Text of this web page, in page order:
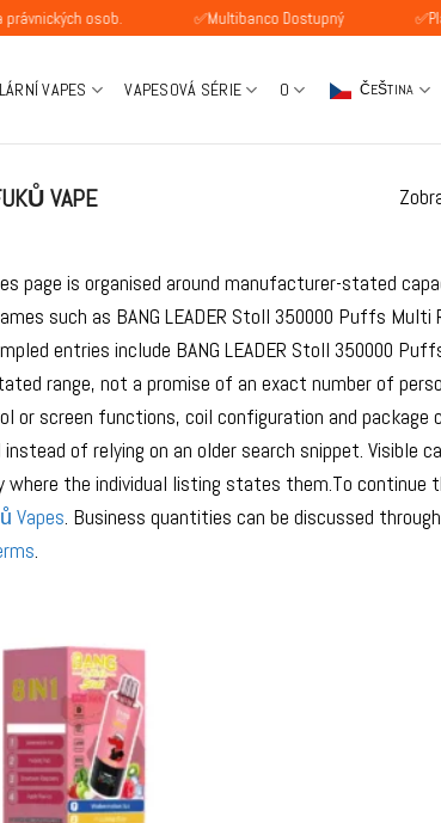
osob. ✅Multibanco Dostupný ✅Platba
VAPES VAPESOVÁ SÉRIE O ČEŠTINA
VAPE
page is organised around manufacturer-stated
such as BANG LEADER Stoll 350000 Puffs
entries include BANG LEADER Stoll 350000
range, not a promise of an exact number of
or screen functions, coil configuration and
of relying on an older search snippet.
where the individual listing states them.To continue
Vapes. Business quantities can be discussed
.